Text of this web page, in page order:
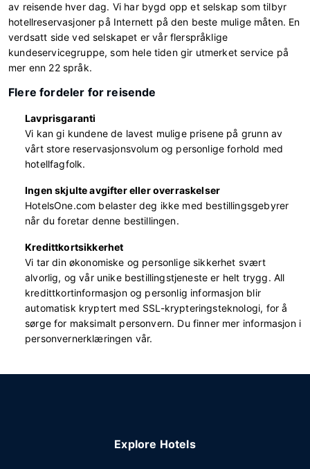
av reisende hver dag. Vi har bygd opp et selskap som tilbyr
hotellreservasjoner på Internett på den beste mulige måten. En
verdsatt side ved selskapet er vår flerspråklige
kundeservicegruppe, som hele tiden gir utmerket service på
mer enn 22 språk.
Flere fordeler for reisende
Lavprisgaranti
Vi kan gi kundene de lavest mulige prisene på grunn av
vårt store reservasjonsvolum og personlige forhold med
hotellfagfolk.
Ingen skjulte avgifter eller overraskelser
HotelsOne.com belaster deg ikke med bestillingsgebyrer
når du foretar denne bestillingen.
Kredittkortsikkerhet
Vi tar din økonomiske og personlige sikkerhet svært
alvorlig, og vår unike bestillingstjeneste er helt trygg. All
kredittkortinformasjon og personlig informasjon blir
automatisk kryptert med SSL-krypteringsteknologi, for å
sørge for maksimalt personvern. Du finner mer informasjon i
personvernerklæringen vår.
Explore Hotels